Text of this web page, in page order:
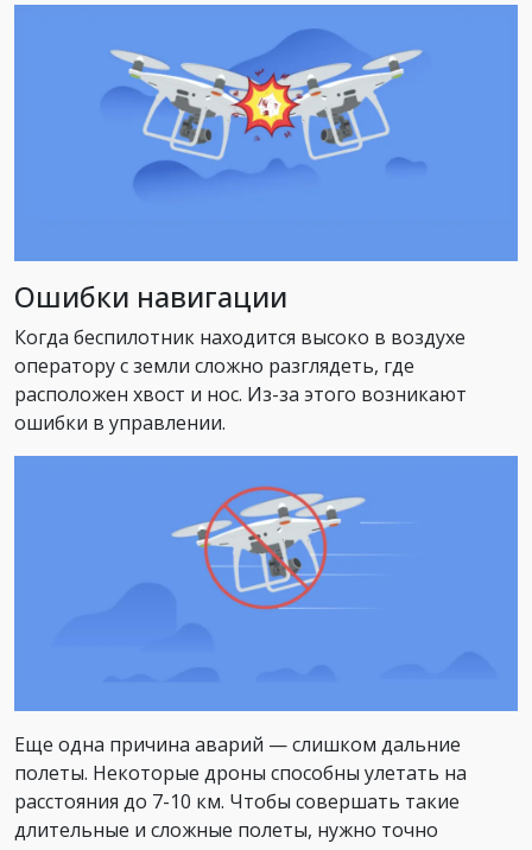
Ошибки навигации
Когда беспилотник находится высоко в воздухе
оператору с земли сложно разглядеть, где
расположен хвост и нос. Из-за этого возникают
ошибки в управлении.
Еще одна причина аварий — слишком дальние
полеты. Некоторые дроны способны улетать на
расстояния до 7-10 км. Чтобы совершать такие
длительные и сложные полеты, нужно точно